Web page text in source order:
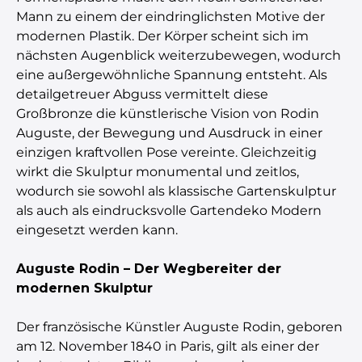
Mann zu einem der eindringlichsten Motive der
modernen Plastik. Der Körper scheint sich im
nächsten Augenblick weiterzubewegen, wodurch
eine außergewöhnliche Spannung entsteht. Als
detailgetreuer Abguss vermittelt diese
Großbronze die künstlerische Vision von Rodin
Auguste, der Bewegung und Ausdruck in einer
einzigen kraftvollen Pose vereinte. Gleichzeitig
wirkt die Skulptur monumental und zeitlos,
wodurch sie sowohl als klassische Gartenskulptur
als auch als eindrucksvolle Gartendeko Modern
eingesetzt werden kann.
Auguste Rodin – Der Wegbereiter der
modernen Skulptur
Der französische Künstler Auguste Rodin, geboren
am 12. November 1840 in Paris, gilt als einer der